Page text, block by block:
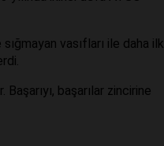
vasıfları ile daha ilk
başarılar zincirine